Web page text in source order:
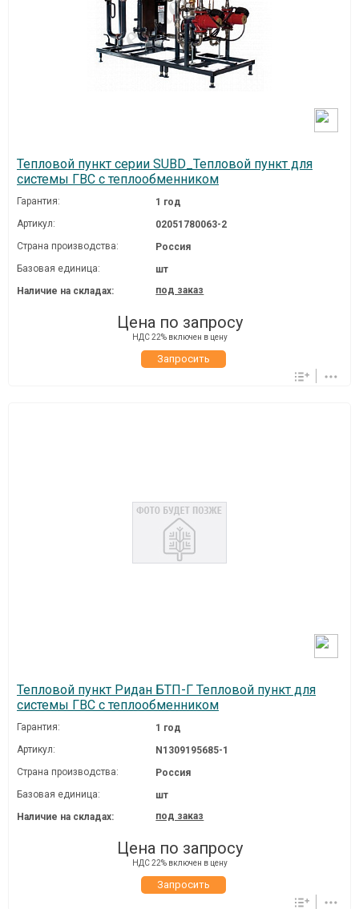
Тепловой пункт серии SUBD_Тепловой пункт для
системы ГВС с теплообменником
Гарантия:
1 год
Артикул:
02051780063-2
Страна производства:
Россия
Базовая единица:
шт
Наличие на складах:
под заказ
Цена по запросу
НДС 22% включен в цену
Запросить
Тепловой пункт Ридан БТП-Г Тепловой пункт для
системы ГВС с теплообменником
Гарантия:
1 год
Артикул:
N1309195685-1
Страна производства:
Россия
Базовая единица:
шт
Наличие на складах:
под заказ
Цена по запросу
НДС 22% включен в цену
Запросить